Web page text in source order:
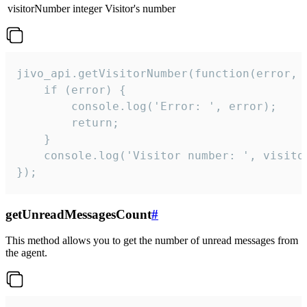
visitorNumber integer Visitor's number
jivo_api.getVisitorNumber(function(error,
    if (error) {
        console.log('Error: ', error);
        return;
    }
console.log('Visitor number: ',
});
getUnreadMessagesCount#
This method allows you to get the number of unread messages from
the agent.